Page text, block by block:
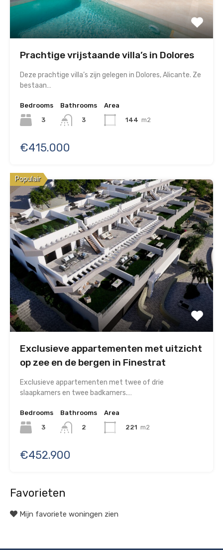
Prachtige vrijstaande villa’s in Dolores
Deze prachtige villa’s zijn gelegen in Dolores, Alicante. Ze
bestaan…
Bedrooms
3
Bathrooms
3
Area
144 m2
€415.000
Populair
Exclusieve appartementen met uitzicht
op zee en de bergen in Finestrat
Exclusieve appartementen met twee of drie
slaapkamers en twee badkamers.…
Bedrooms
3
Bathrooms
2
Area
221 m2
€452.900
Favorieten
Mijn favoriete woningen zien